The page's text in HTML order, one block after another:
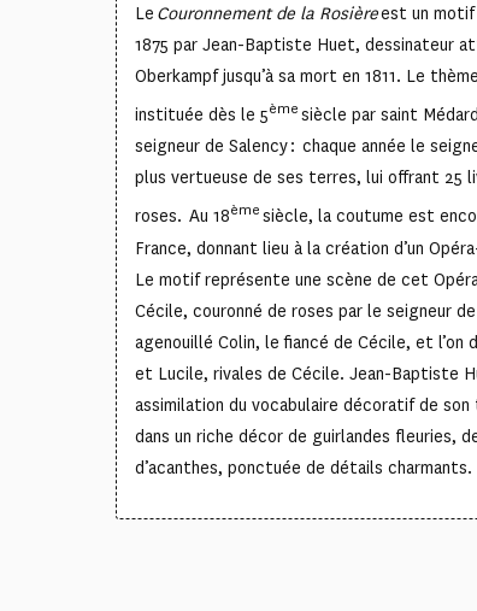
Le Couronnement de la Rosièreest un motif
1875 par Jean-Baptiste Huet, dessinateur
Oberkampf jusqu’à sa mort en 1811. Le
instituée dès le 5èmesiècle par saint
seigneur de Salency : chaque année le
plus vertueuse de ses terres, lui offrant 25
roses. Au 18èmesiècle, la coutume est
France, donnant lieu à la création d’un
Le motif représente une scène de cet
Cécile, couronné de roses par le seigneur
agenouillé Colin, le fiancé de Cécile, et l’on
et Lucile, rivales de Cécile. Jean-Baptiste
assimilation du vocabulaire décoratif de
dans un riche décor de guirlandes fleuries,
d’acanthes, ponctuée de détails charmants.